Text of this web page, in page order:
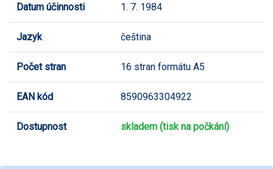
Datum účinnosti 1. 7. 1984
Jazyk čeština
Počet stran 16 stran formátu A5
EAN kód 8590963304922
Dostupnost skladem (tisk na počkání)